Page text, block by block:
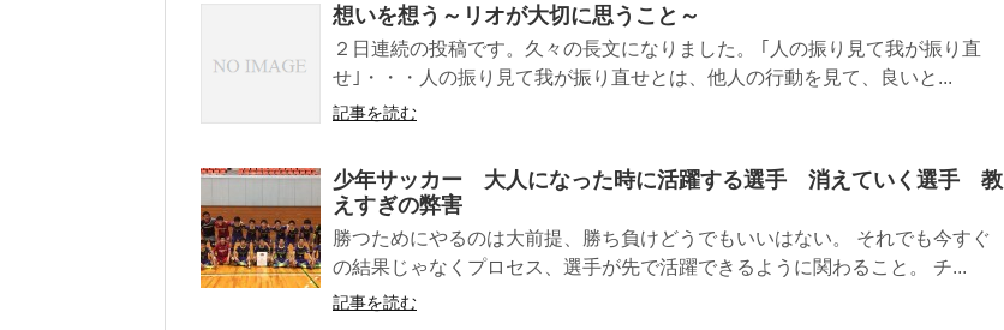
想いを想う～リオが大切に思うこと～
２日連続の投稿です。久々の長文になりました。 ｢人の振り見て我が振り直
せ｣・・・人の振り見て我が振り直せとは、他人の行動を見て、良いと...
記事を読む
少年サッカー 大人になった時に活躍する選手 消えていく選手 教
えすぎの弊害
勝つためにやるのは大前提、勝ち負けどうでもいいはない。 それでも今すぐ
の結果じゃなくプロセス、選手が先で活躍できるように関わること。 チ...
記事を読む